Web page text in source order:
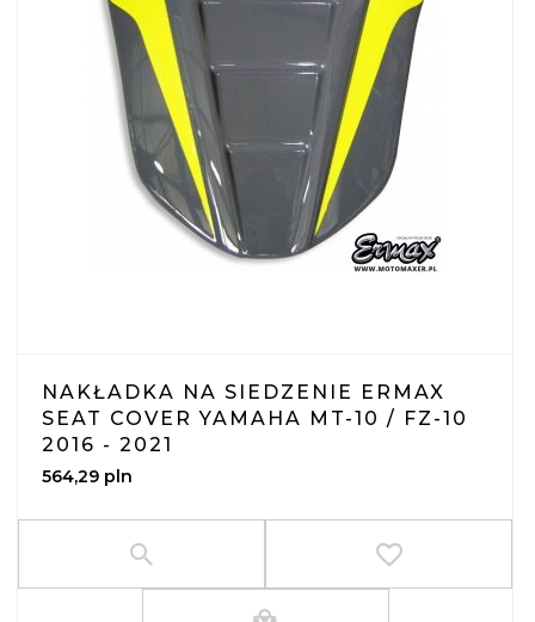
NAKŁADKA NA SIEDZENIE ERMAX
SEAT COVER YAMAHA MT-10 / FZ-10
2016 - 2021
564,29 pln